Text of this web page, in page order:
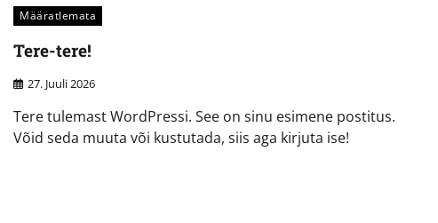
Määratlemata
Tere-tere!
27. Juuli 2026
Tere tulemast WordPressi. See on sinu esimene postitus.
Võid seda muuta või kustutada, siis aga kirjuta ise!